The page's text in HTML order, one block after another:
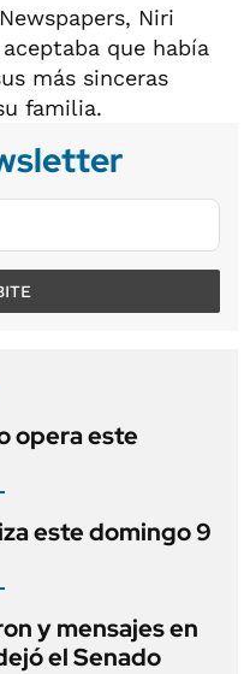
Niri
que había
más sinceras
familia.
opera este
este domingo 9
y mensajes en
el Senado